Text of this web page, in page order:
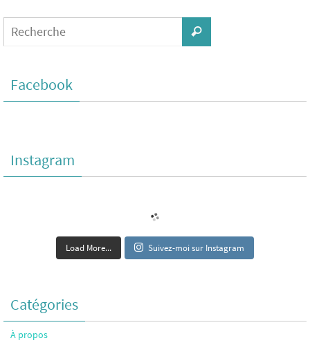
Facebook
Instagram
Load More... Suivez-moi sur Instagram
Catégories
À propos